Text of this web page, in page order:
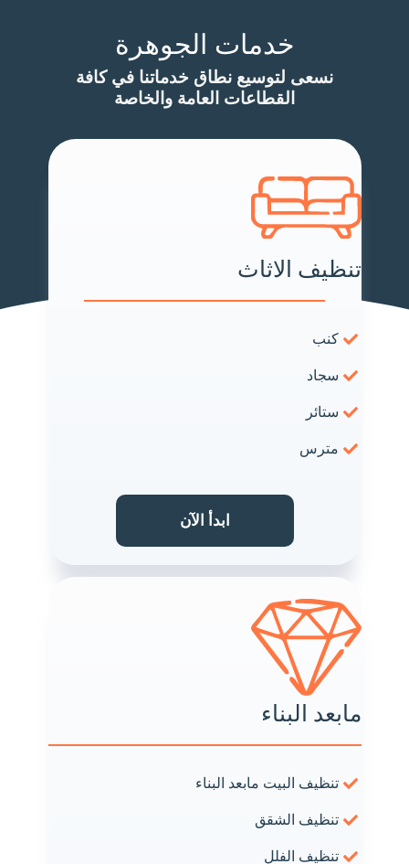
خدمات الجوهرة
نسعى لتوسيع نطاق خدماتنا في كافة
القطاعات العامة والخاصة
تنظيف الاثاث
كنب
سجاد
ستائر
مترس
ابدأ الآن
مابعد البناء
تنظيف البيت مابعد البناء
تنظيف الشقق
تنظيف الفلل